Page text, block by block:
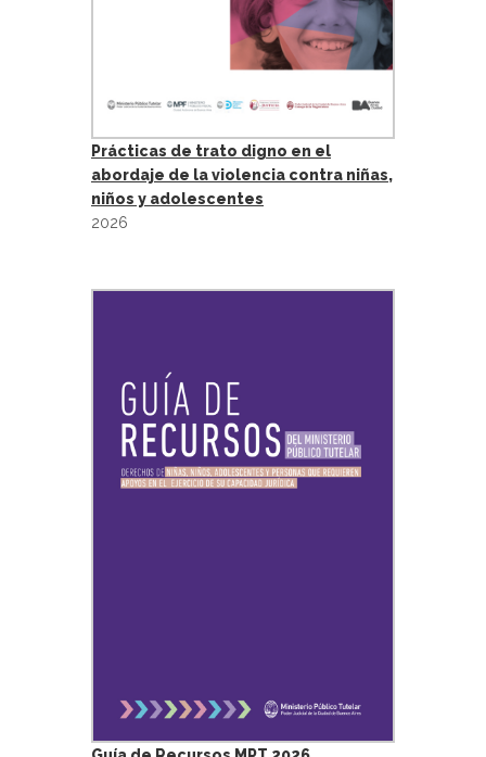
Prácticas de trato digno en el
abordaje de la violencia contra niñas,
niños y adolescentes
2026